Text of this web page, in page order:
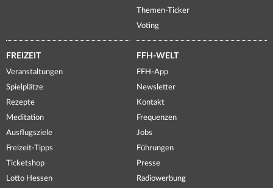
Themen-Ticker
Voting
FREIZEIT
Veranstaltungen
Spielplätze
Rezepte
Meditation
Ausflugsziele
Freizeit-Tipps
Ticketshop
Lotto Hessen
FFH-WELT
FFH-App
Newsletter
Kontakt
Frequenzen
Jobs
Führungen
Presse
Radiowerbung